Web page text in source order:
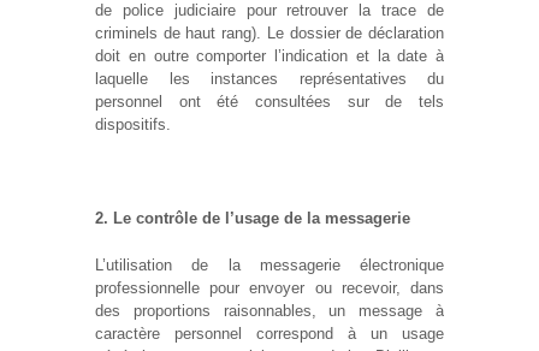
de police judiciaire pour retrouver la trace de
criminels de haut rang). Le dossier de déclaration
doit en outre comporter l’indication et la date à
laquelle les instances représentatives du
personnel ont été consultées sur de tels
dispositifs.
2. Le contrôle de l’usage de la messagerie
L’utilisation de la messagerie électronique
professionnelle pour envoyer ou recevoir, dans
des proportions raisonnables, un message à
caractère personnel correspond à un usage